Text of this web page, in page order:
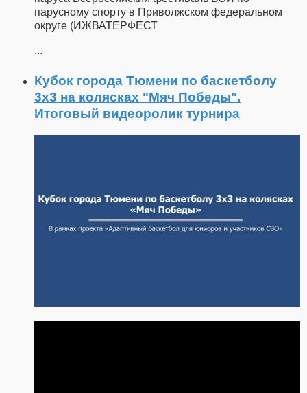
парусному спорту в Приволжском федеральном
округе (ИЖВАТЕРФЕСТ
...
Кубок города Тюмени по баскетболу
3x3 на колясках "Мяч Победы".
Итоговый видеоролик турнира